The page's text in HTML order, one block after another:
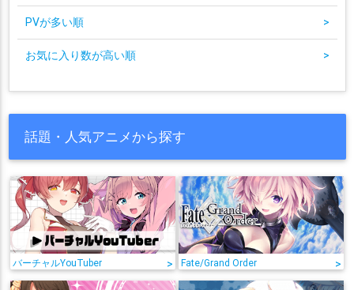
PVが多い順 >
お気に入り数が高い順 >
話題・人気アニメから探す
バーチャルYouTuber > Fate/Grand Order >